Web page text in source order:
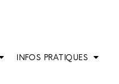
INFOS PRATIQUES